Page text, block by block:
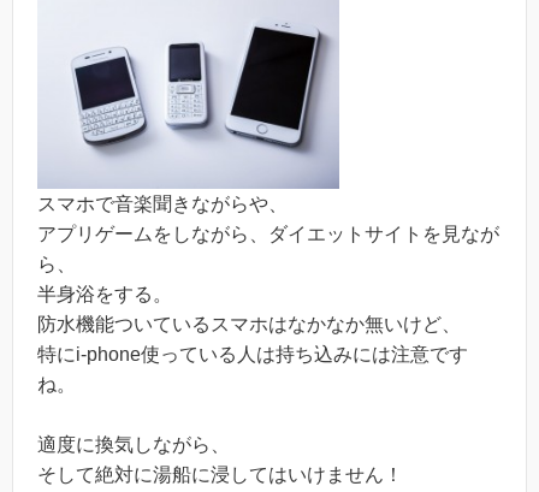
スマホで音楽聞きながらや、
アプリゲームをしながら、ダイエットサイトを見なが
ら、
半身浴をする。
防水機能ついているスマホはなかなか無いけど、
特にi-phone使っている人は持ち込みには注意です
ね。
適度に換気しながら、
そして絶対に湯船に浸してはいけません！